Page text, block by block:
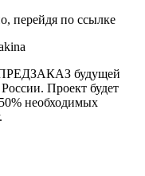
перейдя по ссылке
ПРЕДЗАКАЗ будущей
Проект будет
необходимых